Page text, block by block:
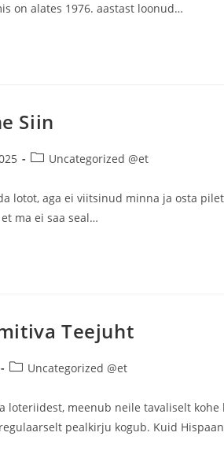
on alates 1976. aastast loonud…
Siin
PostUncategorized @et
lotot, aga ei viitsinud minna ja osta
ma ei saa seal…
Teejuht
PostUncategorized @et
loteriidest, meenub neile tavaliselt
pealkirju kogub. Kuid